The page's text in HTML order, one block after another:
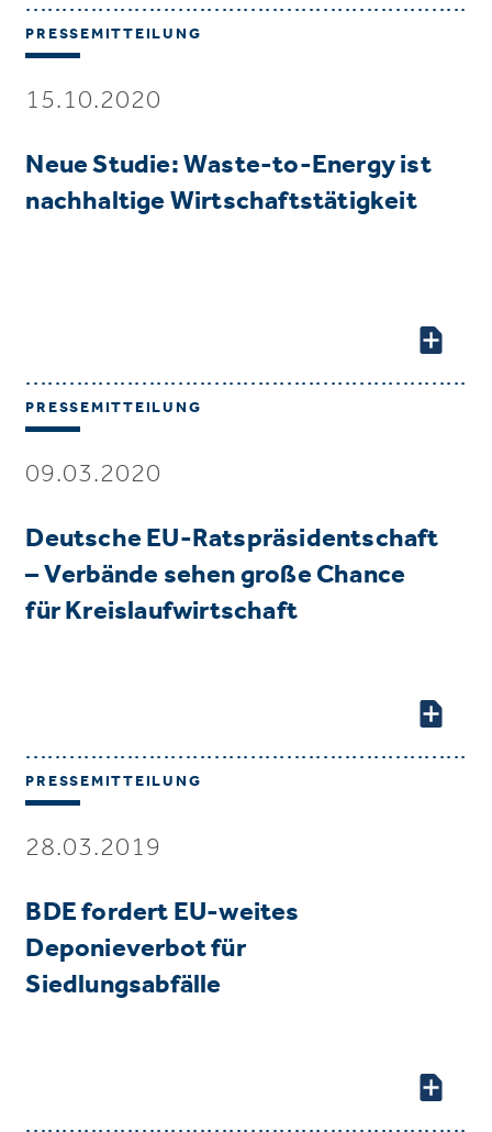
PRESSEMITTEILUNG
15.10.2020
Neue Studie: Waste-to-Energy ist
nachhaltige Wirtschaftstätigkeit
PRESSEMITTEILUNG
09.03.2020
Deutsche EU-Ratspräsidentschaft
– Verbände sehen große Chance
für Kreislaufwirtschaft
PRESSEMITTEILUNG
28.03.2019
BDE fordert EU-weites
Deponieverbot für
Siedlungsabfälle